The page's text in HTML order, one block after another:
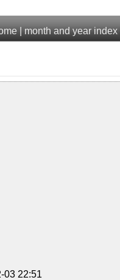
|month and year index
03 22:51